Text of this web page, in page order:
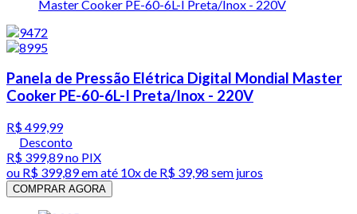
Panela de Pressão Elétrica Digital Mondial Master
Cooker PE-60-6L-I Preta/Inox - 220V
R$ 499,99
Desconto
R$ 399,89no PIX
ou R$ 399,89em até 10x de R$ 39,98 sem juros
COMPRAR AGORA